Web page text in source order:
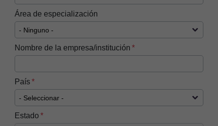
Área de especialización
Nombre de la empresa/institución
País
Estado